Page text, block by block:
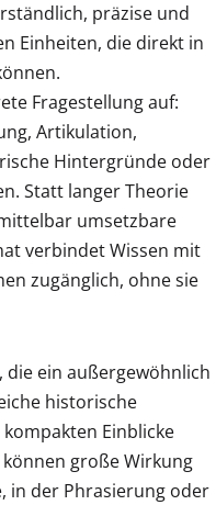
präzise und
Einheiten, die direkt in
Fragestellung auf:
Artikulation,
Hintergründe oder
Statt langer Theorie
umsetzbare
verbindet Wissen mit
zugänglich, ohne sie
die ein außergewöhnlich
historische
Einblicke
große Wirkung
in der Phrasierung oder